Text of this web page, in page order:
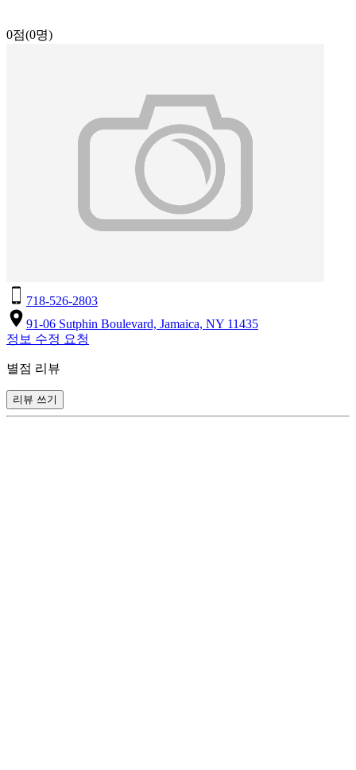
0점(0명)
718-526-2803
91-06 Sutphin Boulevard, Jamaica, NY 11435
정보 수정 요청
별점 리뷰
리뷰 쓰기